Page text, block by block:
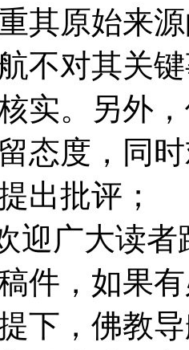
其原始来
不对其关
实。另外
态度，同
出批评；
迎广大读
件，如果
下，佛教